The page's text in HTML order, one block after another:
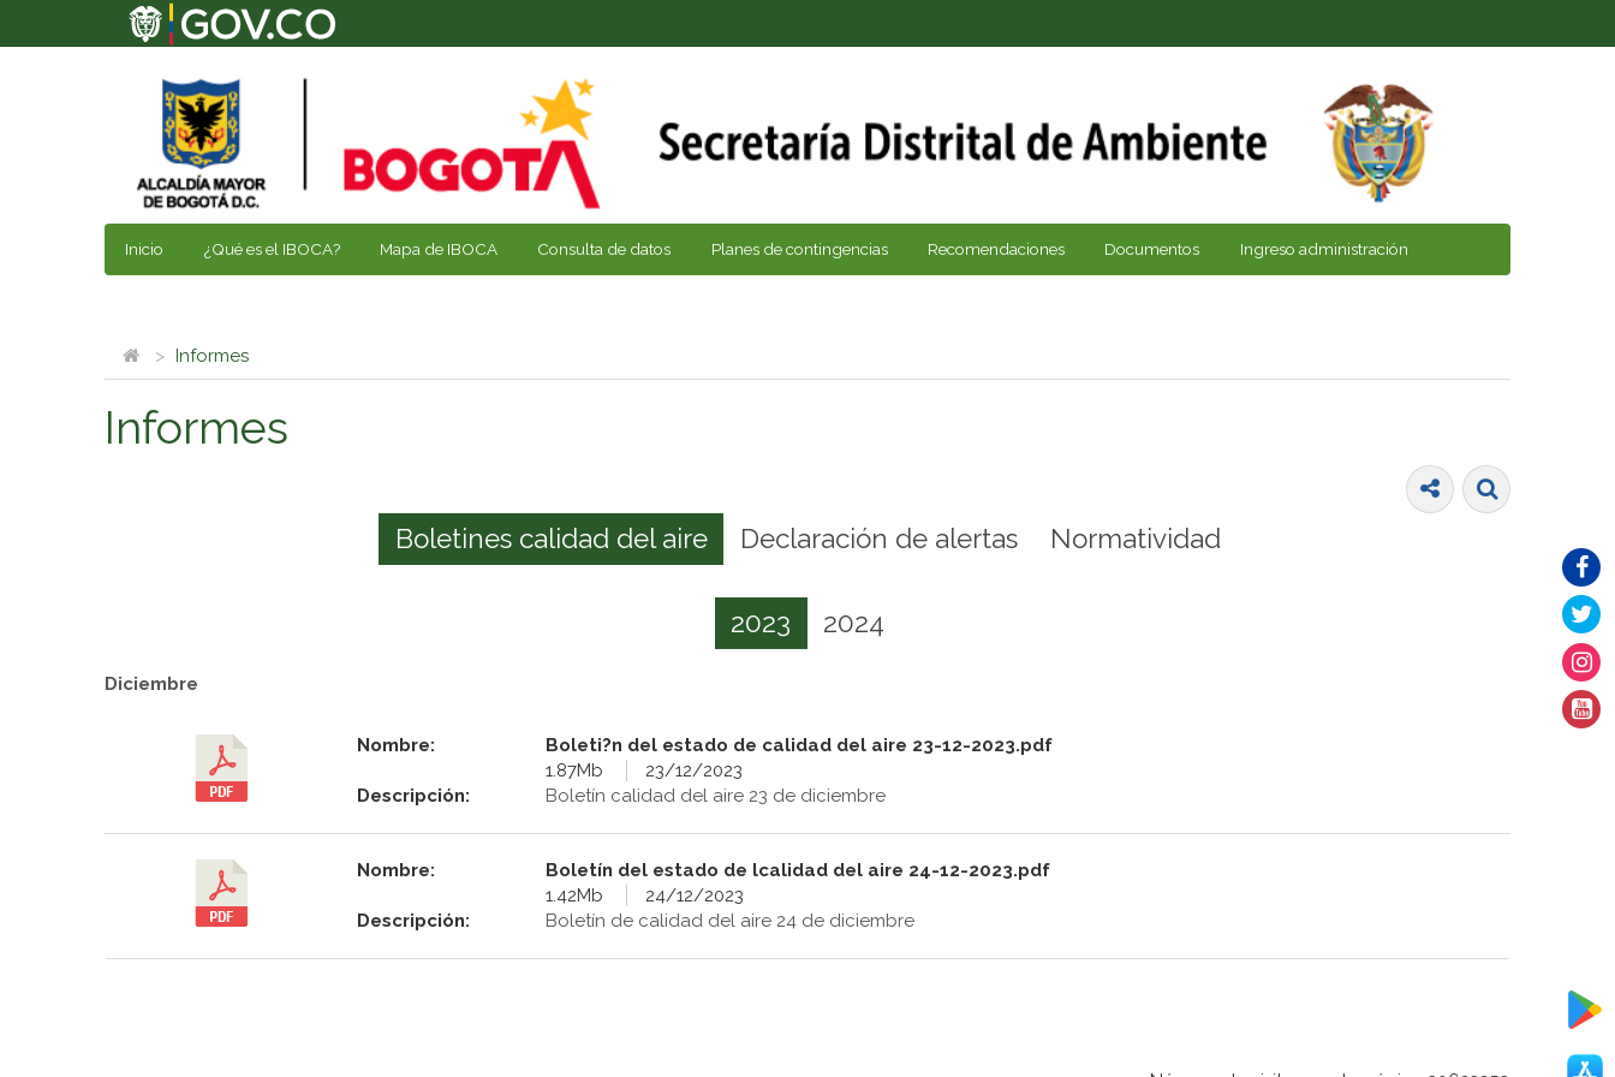
Inicio ¿Qué es el IBOCA? Mapa de IBOCA Consulta de datos Planes de contingencias Recomendaciones Documentos Ingreso administración
Informes
Informes
Boletines calidad del aire Declaración de alertas Normatividad
2023 2024
Diciembre
Nombre:
Boleti?n del estado de calidad del aire 23-12-2023.pdf
1.87Mb
23/12/2023
Descripción:
Boletín calidad del aire 23 de diciembre
Nombre:
Boletín del estado de lcalidad del aire 24-12-2023.pdf
1.42Mb
24/12/2023
Descripción:
Boletín de calidad del aire 24 de diciembre